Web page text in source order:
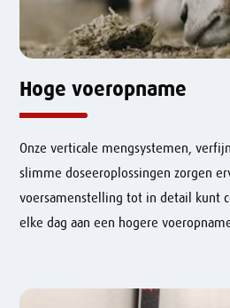
Hoge voeropname
Onze verticale mengsystemen,
slimme doseeroplossingen zorgen
voersamenstelling tot in detail kunt
elke dag aan een hogere